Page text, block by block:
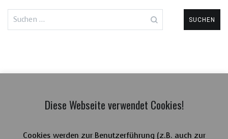
Suchen
nach:
Diese Webseite verwendet Cookies!
Cookies werden zur Benutzerführung (z.B. auch zur